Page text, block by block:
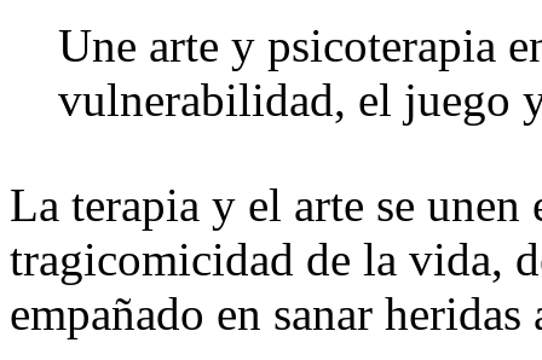
Une arte y psicoterapia
vulnerabilidad, el juego
La terapia y el arte se unen
tragicomicidad de la vida,
empañado en sanar